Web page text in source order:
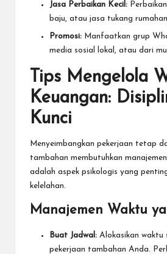
Jasa Perbaikan Kecil:
baju, atau jasa tukang
Promosi: Manfaatkan grup
media sosial lokal, atau dari
Tips Mengelola
Keuangan:
Kunci
Menyeimbangkan pekerjaan tetap
tambahan membutuhkan
adalah aspek psikologis yang
kelelahan.
Manajemen Waktu
Buat Jadwal: Alokasikan waktu
pekerjaan tambahan Anda.